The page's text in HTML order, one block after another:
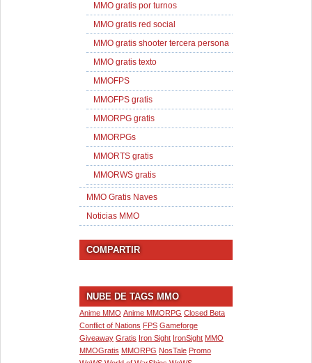
MMO gratis por turnos
MMO gratis red social
MMO gratis shooter tercera persona
MMO gratis texto
MMOFPS
MMOFPS gratis
MMORPG gratis
MMORPGs
MMORTS gratis
MMORWS gratis
MMO Gratis Naves
Noticias MMO
COMPARTIR
NUBE DE TAGS MMO
Anime MMO Anime MMORPG Closed Beta
Conflict of Nations FPS Gameforge
Giveaway Gratis Iron Sight IronSight MMO
MMOGratis MMORPG NosTale Promo